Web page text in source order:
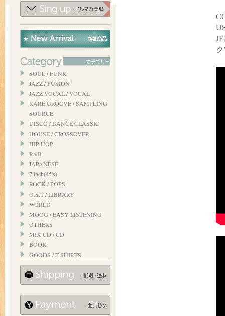
SOUL / FUNK
JAZZ / FUSION
JAZZ VOCAL / VOCAL
RARE GROOVE / SAMPLING
SOURCE
DISCO / DANCE CLASSIC
HOUSE / CROSSOVER
HIP HOP
R&B
JAPANESE
7 inch(45's)
ROCK / POPS
O.S.T / LIBRARY
WORLD
MOOG / EASY LISTENING
OTHERS
MIX CD / CD
BOOK
GOODS / T-SHIRTS